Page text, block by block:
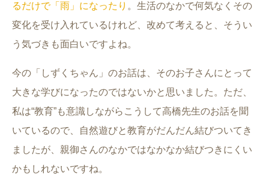
るだけで「雨」になったり 。生活のなかで何気なくその
変化を受け入れているけれど、改めて考えると、そうい
う気づきも面白いですよね。
今の「しずくちゃん」のお話は、そのお子さんにとって
大きな学びになったのではないかと思いました。ただ、
私は“教育”も意識しながらこうして高橋先生のお話を聞
いているので、自然遊びと教育がだんだん結びついてき
ましたが、親御さんのなかではなかなか結びつきにくい
かもしれないですね。